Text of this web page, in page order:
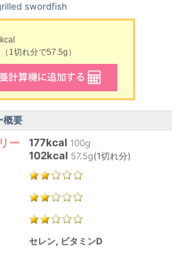
swordfish
kcal
1切れ分で57.5g）
概要
ー 177kcal 100g
102kcal 57.5g(1切れ分)
セレン, ビタミンD